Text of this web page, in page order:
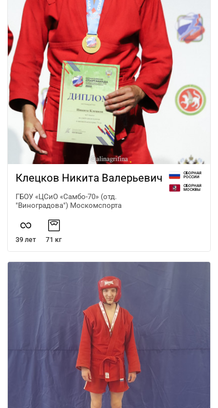
Клецков Никита Валерьевич
ГБОУ «ЦСиО «Самбо-70» (отд.
"Виноградова") Москомспорта
СБОРНАЯ
РОССИИ
СБОРНАЯ
МОСКВЫ
39 лет 71 кг